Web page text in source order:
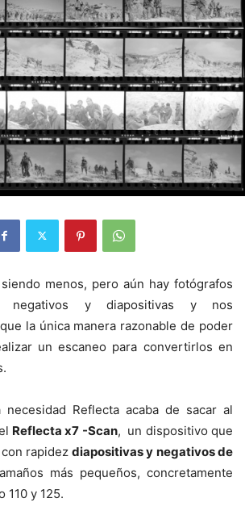
menos, pero aún hay fotógrafos
negativos y diapositivas y nos
la única manera razonable de poder
un escaneo para convertirlos en
necesidad Reflecta acaba de sacar al
Reflecta x7 -Scan, un dispositivo que
con rapidez diapositivas y negativos de
más pequeños, concretamente
110 y 125.